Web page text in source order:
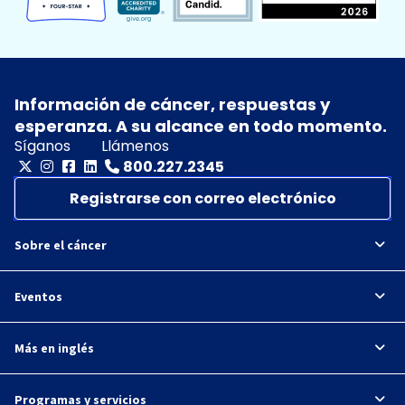
Información de cáncer, respuestas y
esperanza. A su alcance en todo momento.
Síganos
Llámenos
800.227.2345
Registrarse con correo electrónico
Sobre el cáncer
Eventos
Más en inglés
Programas y servicios